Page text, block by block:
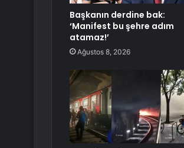
Başkanın derdine bak:
‘Manifest bu şehre adım
atamaz!’
Ağustos 8, 2026